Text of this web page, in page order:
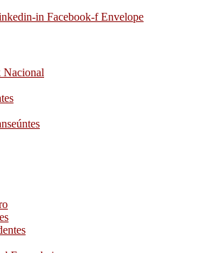
in Facebook-f Envelope
Nacional